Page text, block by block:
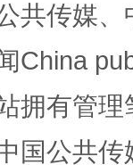
共传媒
China
拥有管
国公共